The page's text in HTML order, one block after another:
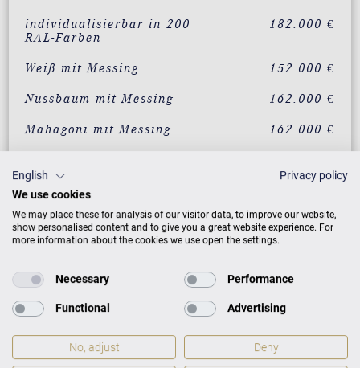
individualisierbar in 200
RAL-Farben
182.000 €
Weiß mit Messing 152.000 €
Nussbaum mit Messing 162.000 €
Mahagoni mit Messing 162.000 €
Wurzelnussbaum mit
Messing
Vavona mit Messing 182.000 €
Messing
Pyramidenmahagoni mit
Messing
182.000 €
English
Privacy policy
We use cookies
We may place these for analysis of our visitor data, to improve our website,
show personalised content and to give you a great website experience. For
more information about the cookies we use open the settings.
Necessary Performance
Functional Advertising
No, adjust Deny